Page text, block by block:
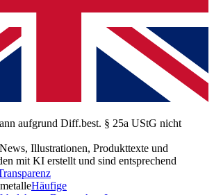
aufgrund Diff.best. § 25a UStG nicht
Illustrationen, Produkttexte und
mit KI erstellt und sind entsprechend
Häufige